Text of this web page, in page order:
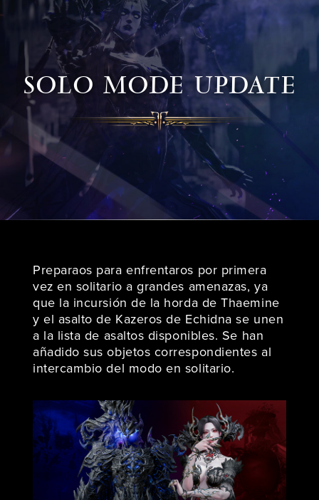
SOLO MODE UPDATE
Preparaos para enfrentaros por primera
vez en solitario a grandes amenazas, ya
que la incursión de la horda de Thaemine
y el asalto de Kazeros de Echidna se unen
a la lista de asaltos disponibles. Se han
añadido sus objetos correspondientes al
intercambio del modo en solitario.